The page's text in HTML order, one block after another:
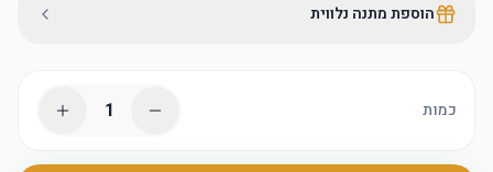
הוספת מתנה נלווית
כמות 1